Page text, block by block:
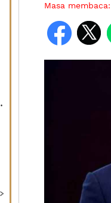
Masa membaca: